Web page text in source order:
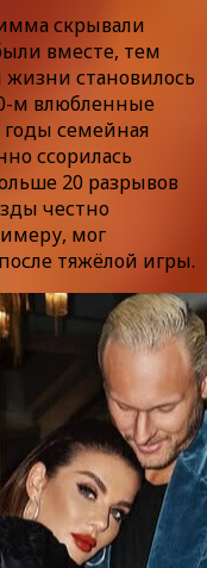
скрывали
вместе, тем
становилось
м влюбленные
годы семейная
ссорилась
20 разрывов
честно
мог
тяжёлой игры.